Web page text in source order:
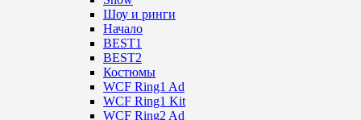
Шоу и ринги
Начало
BEST1
BEST2
Костюмы
WCF Ring1 Ad
WCF Ring1 Kit
WCF Ring2 Ad